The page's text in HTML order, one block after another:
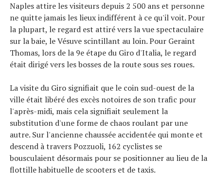
Naples attire les visiteurs depuis 2 500 ans et personne
ne quitte jamais les lieux indifférent à ce qu'il voit. Pour
la plupart, le regard est attiré vers la vue spectaculaire
sur la baie, le Vésuve scintillant au loin. Pour Geraint
Thomas, lors de la 9e étape du Giro d'Italia, le regard
était dirigé vers les bosses de la route sous ses roues.
La visite du Giro signifiait que le coin sud-ouest de la
ville était libéré des excès notoires de son trafic pour
l'après-midi, mais cela signifiait seulement la
substitution d'une forme de chaos roulant par une
autre. Sur l'ancienne chaussée accidentée qui monte et
descend à travers Pozzuoli, 162 cyclistes se
bousculaient désormais pour se positionner au lieu de la
flottille habituelle de scooters et de taxis.
Tendances
Tous nos articles
À propos